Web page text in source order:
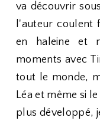
va découvrir
l'auteur coulent
en haleine et
moments avec
tout le monde,
Léa et même si
plus développé,